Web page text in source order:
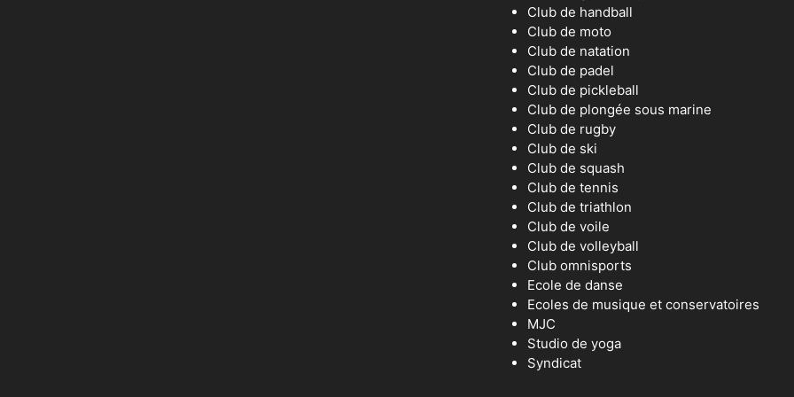
Club de handball
Club de moto
Club de natation
Club de padel
Club de pickleball
Club de plongée sous marine
Club de rugby
Club de ski
Club de squash
Club de tennis
Club de triathlon
Club de voile
Club de volleyball
Club omnisports
Ecole de danse
Ecoles de musique et conservatoires
MJC
Studio de yoga
Syndicat